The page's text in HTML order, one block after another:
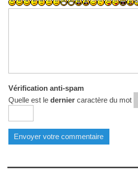
Vérification anti-spam
Quelle est le derniercaractère du mot